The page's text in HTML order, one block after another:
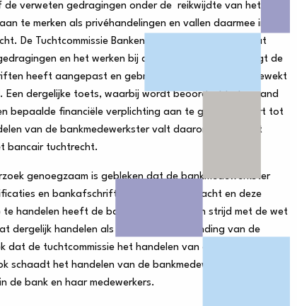
de verweten gedragingen onder de reikwijdte van het
te merken als privéhandelingen en vallen daarmee in
De Tuchtcommissie Banken is echter van oordeel dat
en het werken bij de bank. Hierbij overweegt de
heeft aangepast en gebruikt en de schijn heeft gewekt
Een dergelijke toets, waarbij wordt beoordeeld of iemand
bepaalde financiële verplichting aan te gaan, behoort tot
van de bankmedewerkster valt daarom binnen het
bancair tuchtrecht.
genoegzaam is gebleken dat de bankmedewerkster
en bankafschriften heeft aangebracht en deze
handelen heeft de bankmedewerkster in strijd met de wet
dergelijk handelen als een ernstige schending van de
de tuchtcommissie het handelen van de
schaadt het handelen van de bankmedewerkster het
de bank en haar medewerkers.